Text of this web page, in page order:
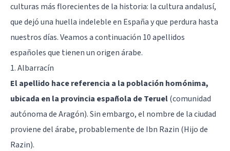
culturas más florecientes de la historia: la cultura andalusí,
que dejó una huella indeleble en España y que perdura hasta
nuestros días. Veamos a continuación 10 apellidos
españoles que tienen un origen árabe.
1. Albarracín
El apellido hace referencia a la población homónima,
ubicada en la provincia española de Teruel(comunidad
autónoma de Aragón). Sin embargo, el nombre de la ciudad
proviene del árabe, probablemente de Ibn Razin (Hijo de
Razin).